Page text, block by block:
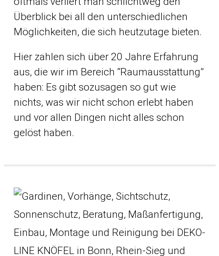
Überblick bei all den unterschiedlichen
Möglichkeiten, die sich heutzutage bieten.
Hier zahlen sich über 20 Jahre Erfahrung
aus, die wir im Bereich “Raumausstattung”
haben: Es gibt sozusagen so gut wie
nichts, was wir nicht schon erlebt haben
und vor allen Dingen nicht alles schon
gelöst haben.